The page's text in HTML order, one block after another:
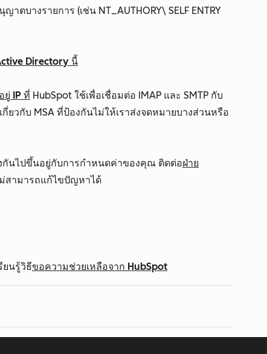
ตบางรายการ (เช่น NT_AUTHORY\ SELF ENTRY
Directory นี้
ยู่ IP ที่ HubSpot ใช้เพื่อเชื่อมต่อ IMAP และ SMTP กับ
ยวกับ MSA ที่ป้องกันไม่ให้เราส่งจดหมายบางส่วนหรือ
กันไปขึ้นอยู่กับการกำหนดค่าของคุณ ติดต่อฝ่าย
สามารถแก้ไขปัญหาได้
ยนรู้วิธีขอความช่วยเหลือจาก HubSpot